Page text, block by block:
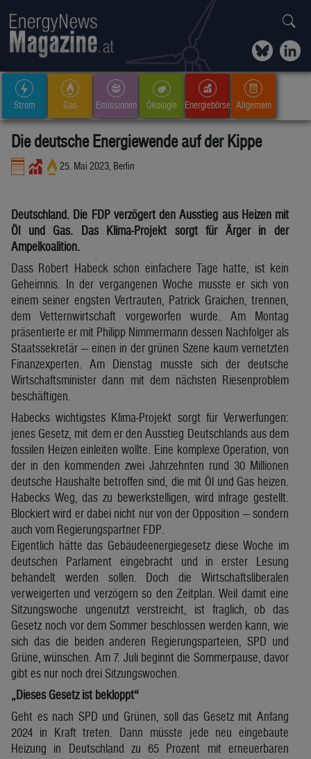
Strom Gas Emissionen Ökologie Energiebörse Allgemein
Die deutsche Energiewende auf der Kippe
25. Mai 2023, Berlin
Deutschland. Die FDP verzögert den Ausstieg aus Heizen mit
Öl und Gas. Das Klima-Projekt sorgt für Ärger in der
Ampelkoalition.
Dass Robert Habeck schon einfachere Tage hatte, ist kein
Geheimnis. In der vergangenen Woche musste er sich von
einem seiner engsten Vertrauten, Patrick Graichen, trennen,
dem Vetternwirtschaft vorgeworfen wurde. Am Montag
präsentierte er mit Philipp Nimmermann dessen Nachfolger als
Staatssekretär — einen in der grünen Szene kaum vernetzten
Finanzexperten. Am Dienstag musste sich der deutsche
Wirtschaftsminister dann mit dem nächsten Riesenproblem
beschäftigen.
Habecks wichtigstes Klima-Projekt sorgt für Verwerfungen:
jenes Gesetz, mit dem er den Ausstieg Deutschlands aus dem
fossilen Heizen einleiten wollte. Eine komplexe Operation, von
der in den kommenden zwei Jahrzehnten rund 30 Millionen
deutsche Haushalte betroffen sind, die mit Öl und Gas heizen.
Habecks Weg, das zu bewerkstelligen, wird infrage gestellt.
Blockiert wird er dabei nicht nur von der Opposition — sondern
auch vom Regierungspartner FDP.
Eigentlich hätte das Gebäudeenergiegesetz diese Woche im
deutschen Parlament eingebracht und in erster Lesung
behandelt werden sollen. Doch die Wirtschaftsliberalen
verweigerten und verzögern so den Zeitplan. Weil damit eine
Sitzungswoche ungenutzt verstreicht, ist fraglich, ob das
Gesetz noch vor dem Sommer beschlossen werden kann, wie
sich das die beiden anderen Regierungsparteien, SPD und
Grüne, wünschen. Am 7. Juli beginnt die Sommerpause, davor
gibt es nur noch drei Sitzungswochen.
„Dieses Gesetz ist bekloppt“
Geht es nach SPD und Grünen, soll das Gesetz mit Anfang
2024 in Kraft treten. Dann müsste jede neu eingebaute
Heizung in Deutschland zu 65 Prozent mit erneuerbaren